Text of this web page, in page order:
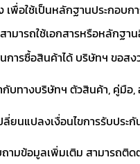
เพื่อใช้เป็นหลักฐานประกอบก
มารถใช้เอกสารหรือหลักฐา
ารซื้อสินค้าได้ บริษัทฯ ขอส
บทางบริษัทฯ ตัวสินค้า, คู่
ยนแปลงเงื่อนไขการรับประ
มข้อมูลเพิ่มเติม สามารถติดต่